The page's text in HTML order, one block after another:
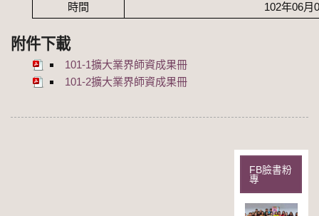
時間
102年06月
附件下載
101-1擴大業界師資成果冊
101-2擴大業界師資成果冊
FB臉書粉
專